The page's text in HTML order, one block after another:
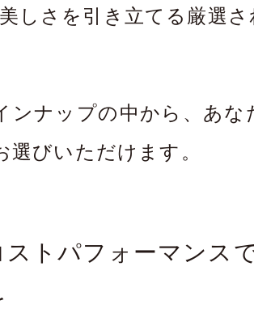
しさを引き立てる厳選
ンナップの中から、あな
選びいただけます。
ストパフォーマンス